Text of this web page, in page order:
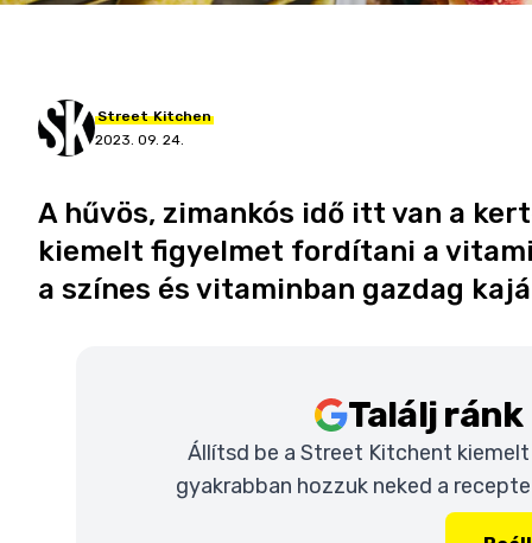
Street Kitchen
2023. 09. 24.
A hűvös, zimankós idő itt van a
kiemelt figyelmet fordítani a
a színes és vitaminban gazdag
Találj
Állítsd be a Street Kitchent
gyakrabban hozzuk neked a